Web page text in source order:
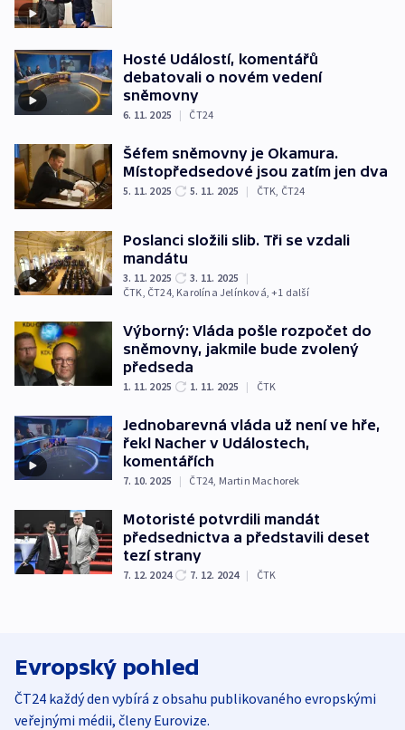
Hosté Událostí, komentářů
debatovali o novém vedení
sněmovny
6. 11. 2025 | ČT24
Šéfem sněmovny je Okamura.
Místopředsedové jsou zatím jen dva
5. 11. 2025 5. 11. 2025 | ČTK, ČT24
Poslanci složili slib. Tři se vzdali
mandátu
3. 11. 2025 3. 11. 2025
|
ČTK ČT24, Karolína Jelínková , +1 další
Výborný: Vláda pošle rozpočet do
sněmovny, jakmile bude zvolený
předseda
1. 11. 2025 1. 11. 2025 | ČTK
Jednobarevná vláda už není ve hře,
řekl Nacher v Událostech,
komentářích
7. 10. 2025 | ČT24 Martin Machorek
Motoristé potvrdili mandát
předsednictva a představili deset
tezí strany
7. 12. 2024 7. 12. 2024 | ČTK
Evropský pohled
ČT24 každý den vybírá z obsahu publikovaného evropskými
veřejnými médii, členy Eurovize.